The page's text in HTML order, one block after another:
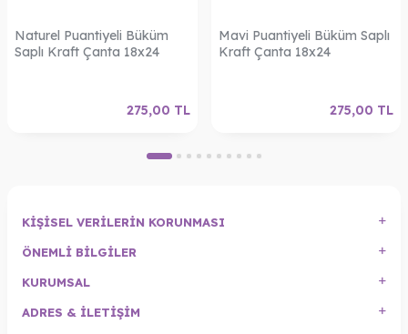
Naturel Puantiyeli Büküm
Saplı Kraft Çanta 18x24
275,00 TL
Mavi Puantiyeli Büküm Saplı
Kraft Çanta 18x24
275,00 TL
KIŞISEL VERILERIN KORUNMASI
ÖNEMLI BILGILER
KURUMSAL
ADRES & İLETIŞIM